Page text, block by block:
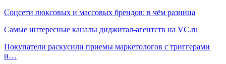
Соцсети люксовых и массовых брендов: в чём разница
Самые интересные каналы диджитал-агентств на VC.ru
Покупатели раскусили приемы маркетологов с триггерами
и…